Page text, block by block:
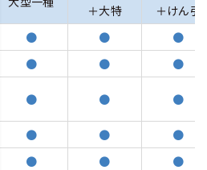
いて
許センター)
示
＋大特
＋けん引
● ●
●
● ●
●
● ● ●
● ●
●
● ●
●